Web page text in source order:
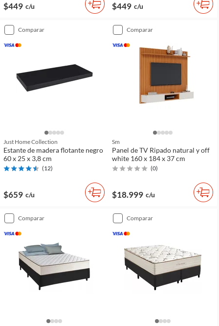
$449 c/u $449 c/u
comparar
Just Home Collection
Estante de madera flotante negro
60 x 25 x 3,8 cm
(12)
$659 c/u
comparar
Sm
Panel de TV Ripado natural y off
white 160 x 184 x 37 cm
(0)
$18.999 c/u
comparar comparar